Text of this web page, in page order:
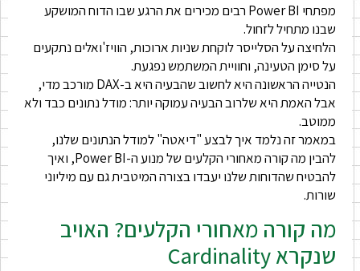
מפתחי Power BI רבים מכירים את הרגע שבו הדוח המושקע
שבנו מתחיל לזחול.
הלחיצה על הסלייסר לוקחת שניות ארוכות, הוויז'ואלים נתקעים
על סימן הטעינה, וחוויית המשתמש נפגעת.
הנטייה הראשונה היא לחשוב שהבעיה היא ב-DAX מורכב מדי,
אבל האמת היא שלרוב הבעיה עמוקה יותר: מודל נתונים כבד ולא
ממוטב.
במאמר זה נלמד איך לבצע "דיאטה" למודל הנתונים שלנו,
להבין מה קורה מאחורי הקלעים של מנוע ה-Power BI, ואיך
להבטיח שהדוחות שלנו יעבדו בצורה המיטבית גם עם מיליוני
שורות.
מה קורה מאחורי הקלעים? האויב
שנקרא Cardinality